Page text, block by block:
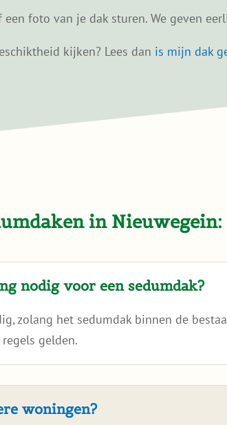
foto van je dak sturen. We geven
kijken? Lees dan is mijn dak
in Nieuwegein:
nodig voor een sedumdak?
zolang het sedumdak binnen de
gelden.
woningen?